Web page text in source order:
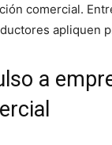
comercial.
apliquen
a